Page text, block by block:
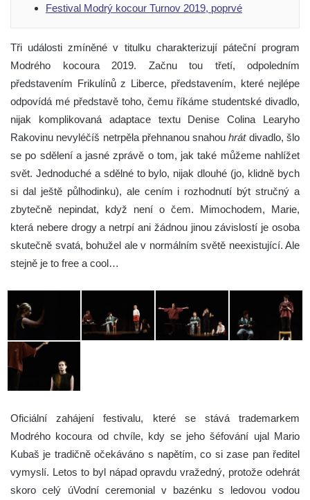
Festival Modrý kocour Turnov 2019, poprvé
Tři události zmíněné v titulku charakterizují páteční program
Modrého kocoura 2019. Začnu tou třetí, odpoledním
představením Frikulínů z Liberce, představením, které nejlépe
odpovídá mé představě toho, čemu říkáme studentské divadlo,
nijak komplikovaná adaptace textu Denise Colina Learyho
Rakovinu nevyléčíš netrpěla přehnanou snahouhrátdivadlo, šlo
se po sdělení a jasné zprávě o tom, jak také můžeme nahlížet
svět. Jednoduché a sdělné to bylo, nijak dlouhé (jo, klidně bych
si dal ještě půlhodinku), ale cením i rozhodnutí být stručný a
zbytečně nepindat, když není o čem. Mimochodem, Marie,
která nebere drogy a netrpí ani žádnou jinou závislostí je osoba
skutečně svatá, bohužel ale v normálním světě neexistující. Ale
stejně je to free a cool…
Oficiální zahájení festivalu, které se stává trademarkem
Modrého kocoura od chvíle, kdy se jeho šéfování ujal Mario
Kubaš je tradičně očekáváno s napětím, co si zase pan ředitel
vymyslí. Letos to byl nápad opravdu vražedný, protože odehrát
skoro celý úVodní ceremonial v bazénku s ledovou vodou